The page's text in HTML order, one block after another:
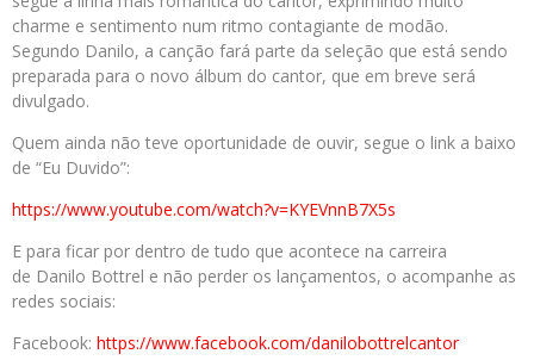
charme e sentimento num ritmo contagiante de modão.
Segundo Danilo, a canção fará parte da seleção que está sendo
preparada para o novo álbum do cantor, que em breve será
divulgado.
Quem ainda não teve oportunidade de ouvir, segue o link a baixo
de “Eu Duvido”:
https://www.youtube.com/watch?v=KYEVnnB7X5s
E para ficar por dentro de tudo que acontece na carreira
de Danilo Bottrel e não perder os lançamentos, o acompanhe as
redes sociais:
Facebook: https://www.facebook.com/danilobottrelcantor